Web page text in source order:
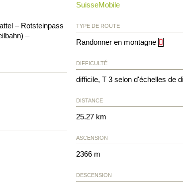
– Rotsteinpass
–
SuisseMobile
TYPE DE ROUTE
Randonner en montagne
DIFFICULTÉ
difficile, T 3 selon d'échelles de
DISTANCE
25.27 km
ASCENSION
2366 m
DESCENSION